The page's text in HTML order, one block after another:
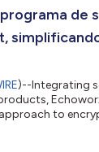
AWS. La FTR
de
)--Integrating
to